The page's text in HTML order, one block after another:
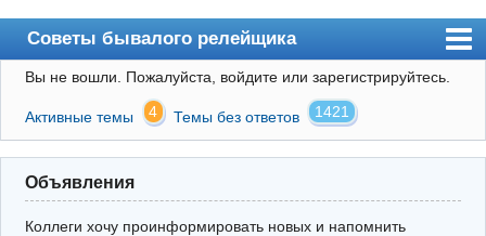
Советы бывалого релейщика
Форум
Правила
Поиск
Регистрация
Вы не вошли. Пожалуйста, войдите или зарегистрируйтесь.
Активные темы 4 Темы без ответов 1421
Объявления
Коллеги хочу проинформировать новых и напомнить